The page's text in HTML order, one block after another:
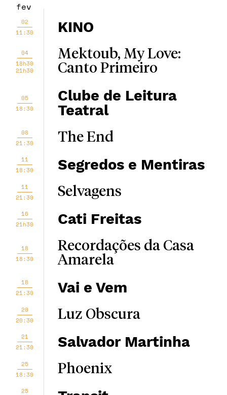
fev
02
11:30
KINO
04
18h30
21h30
Mektoub, My Love:
Canto Primeiro
05
18:30
Clube de Leitura
Teatral
08
21:30
The End
11
18:30
Segredos e Mentiras
11
21:30
Selvagens
16
21h30
Cati Freitas
18
18:30
Recordações da Casa
Amarela
18
21:30
Vai e Vem
20
20:30
Luz Obscura
21
21:30
Salvador Martinha
25
18:30
Phoenix
25